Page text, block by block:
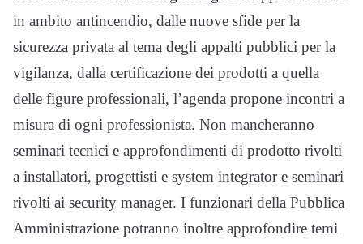
in ambito antincendio, dalle nuove sfide per la
sicurezza privata al tema degli appalti pubblici per la
vigilanza, dalla certificazione dei prodotti a quella
delle figure professionali, l’agenda propone incontri a
misura di ogni professionista. Non mancheranno
seminari tecnici e approfondimenti di prodotto rivolti
a installatori, progettisti e system integrator e seminari
rivolti ai security manager. I funzionari della Pubblica
Amministrazione potranno inoltre approfondire temi